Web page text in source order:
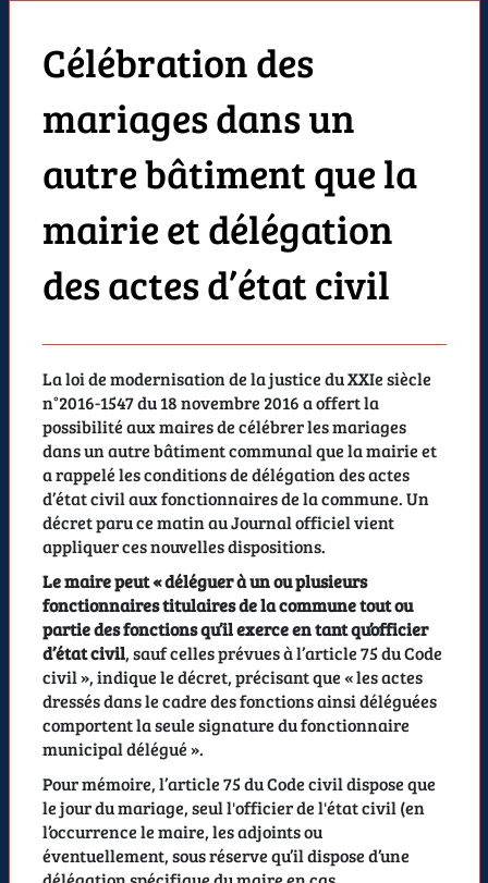
Célébration des
mariages dans un
autre bâtiment que la
mairie et délégation
des actes d’état civil
La loi de modernisation de la justice du XXIe siècle
n°2016-1547 du 18 novembre 2016 a offert la
possibilité aux maires de célébrer les mariages
dans un autre bâtiment communal que la mairie et
a rappelé les conditions de délégation des actes
d’état civil aux fonctionnaires de la commune. Un
décret paru ce matin au Journal officiel vient
appliquer ces nouvelles dispositions.
Le maire peut « déléguer à un ou plusieurs
fonctionnaires titulaires de la commune tout ou
partie des fonctions qu’il exerce en tant qu’officier
d’état civil, sauf celles prévues à l’article 75 du Code
civil », indique le décret, précisant que « les actes
dressés dans le cadre des fonctions ainsi déléguées
comportent la seule signature du fonctionnaire
municipal délégué ».
Pour mémoire, l’article 75 du Code civil dispose que
le jour du mariage, seul l'officier de l'état civil (en
l’occurrence le maire, les adjoints ou
éventuellement, sous réserve qu’il dispose d’une